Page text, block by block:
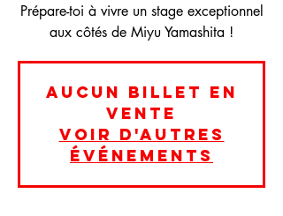
Prépare-toi à vivre un stage exceptionnel
aux côtés de Miyu Yamashita !
Aucun billet en
vente
Voir d'autres
événements